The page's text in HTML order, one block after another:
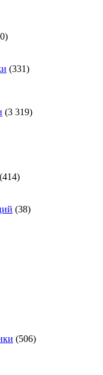
(331)
(3 319)
(414)
(38)
(506)